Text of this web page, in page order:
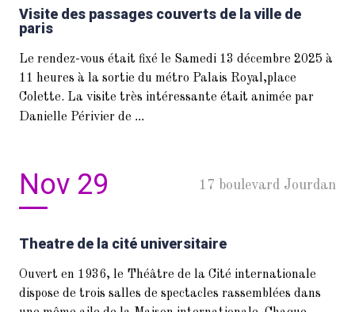
Visite des passages couverts de la ville de
paris
Le rendez-vous était fixé le Samedi 13 décembre 2025 à
11 heures à la sortie du métro Palais Royal,place
Colette. La visite très intéressante était animée par
Danielle Périvier de ...
Nov 29 17 boulevard Jourdan
Theatre de la cité universitaire
Ouvert en 1936, le Théâtre de la Cité internationale
dispose de trois salles de spectacles rassemblées dans